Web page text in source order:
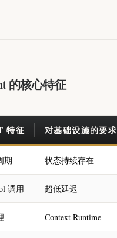
的核心特征
特征 对基础设施的要求
期 状态持续存在
调用 超低延迟
Context Runtime